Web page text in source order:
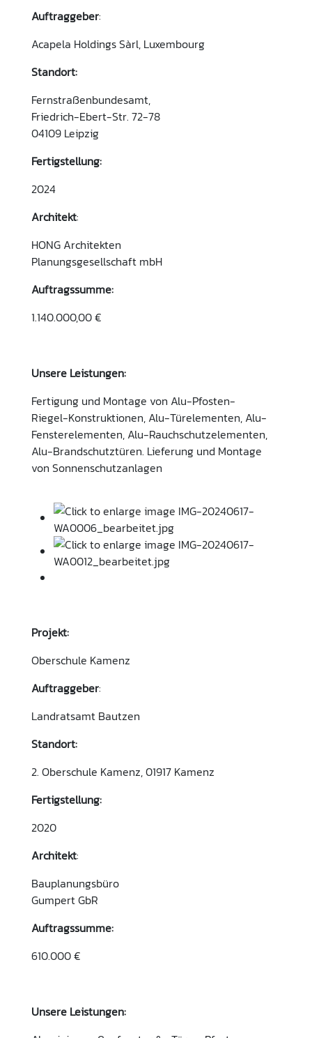
Auftraggeber:
Acapela Holdings Sàrl, Luxembourg
Standort:
Fernstraßenbundesamt,
Friedrich-Ebert-Str. 72-78
04109 Leipzig
Fertigstellung:
2024
Architekt:
HONG Architekten
Planungsgesellschaft mbH
Auftragssumme:
1.140.000,00 €
Unsere Leistungen:
Fertigung und Montage von Alu-Pfosten-
Riegel-Konstruktionen, Alu-Türelementen, Alu-
Fensterelementen, Alu-Rauchschutzelementen,
Alu-Brandschutztüren. Lieferung und Montage
von Sonnenschutzanlagen
Projekt:
Oberschule Kamenz
Auftraggeber:
Landratsamt Bautzen
Standort:
2. Oberschule Kamenz, 01917 Kamenz
Fertigstellung:
2020
Architekt:
Bauplanungsbüro
Gumpert GbR
Auftragssumme:
610.000 €
Unsere Leistungen: